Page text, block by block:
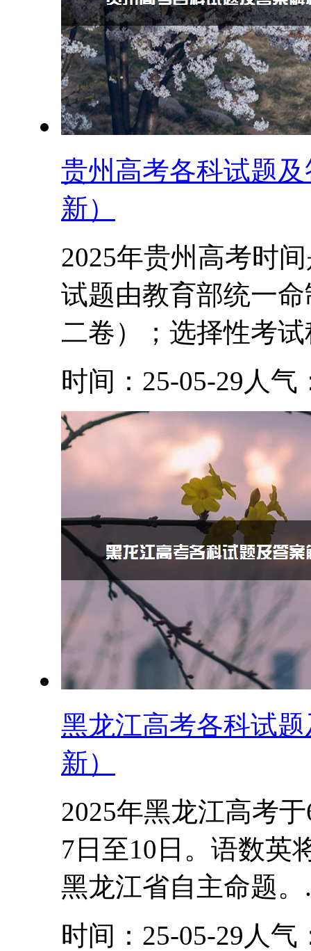
贵州高考各科试题
新）
2025年贵州高考时
试题由教育部统一
二卷）；选择性考试
时间：25-05-29 人气
黑龙江高考各科试
新）
2025年黑龙江高考
7日至10日。语数英
黑龙江省自主命题。
时间：25-05-29 人气